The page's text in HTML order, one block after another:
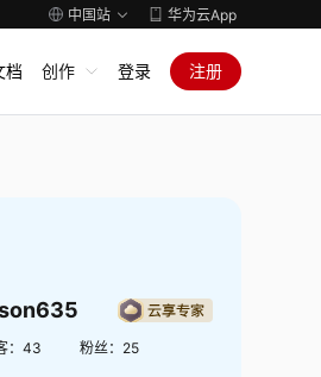
中国站 华为云App
档 创作 登录 注册
43 粉丝： 25